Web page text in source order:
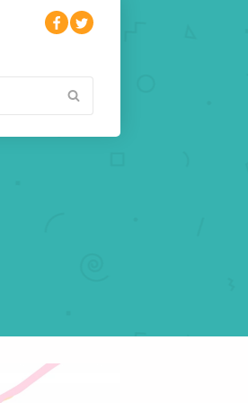
Vapotage
et pour le bébé